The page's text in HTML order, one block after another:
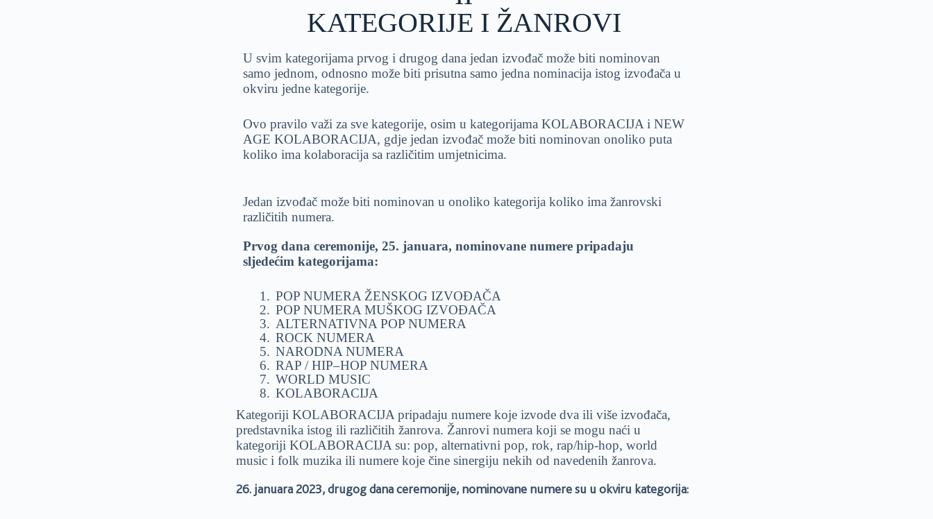
KATEGORIJE I ŽANROVI
U svim kategorijama prvog i drugog dana jedan izvođač može biti nominovan
samo jednom, odnosno može biti prisutna samo jedna nominacija istog izvođača u
okviru jedne kategorije.
Ovo pravilo važi za sve kategorije, osim u kategorijama KOLABORACIJA i NEW
AGE KOLABORACIJA, gdje jedan izvođač može biti nominovan onoliko puta
koliko ima kolaboracija sa različitim umjetnicima.
Jedan izvođač može biti nominovan u onoliko kategorija koliko ima žanrovski
različitih numera.
Prvog dana ceremonije, 25. januara, nominovane numere pripadaju
sljedećim kategorijama:
1. POP NUMERA ŽENSKOG IZVOĐAČA
2. POP NUMERA MUŠKOG IZVOĐAČA
3. ALTERNATIVNA POP NUMERA
4. ROCK NUMERA
5. NARODNA NUMERA
6. RAP / HIP–HOP NUMERA
7. WORLD MUSIC
8. KOLABORACIJA
Kategoriji KOLABORACIJA pripadaju numere koje izvode dva ili više izvođača,
predstavnika istog ili različitih žanrova. Žanrovi numera koji se mogu naći u
kategoriji KOLABORACIJA su: pop, alternativni pop, rok, rap/hip-hop, world
music i folk muzika ili numere koje čine sinergiju nekih od navedenih žanrova.
26. januara 2023, drugog dana ceremonije, nominovane numere su u okviru kategorija: